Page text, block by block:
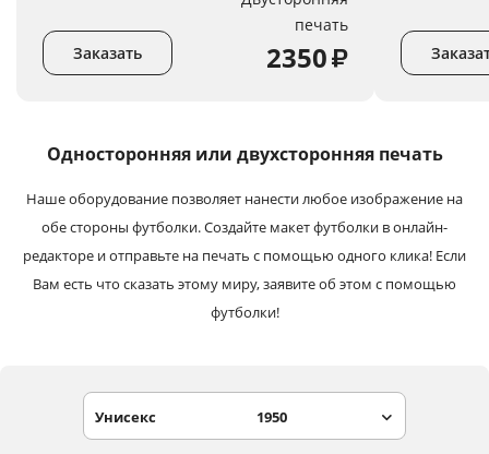
Заказать
печать
2350₽
Односторонняя или двухсторонняя печать
Наше оборудование позволяет нанести любое изображение на
обе стороны футболки. Создайте макет футболки в онлайн-
редакторе и отправьте на печать с помощью одного клика! Если
Вам есть что сказать этому миру, заявите об этом с помощью
футболки!
Унисекс 1950